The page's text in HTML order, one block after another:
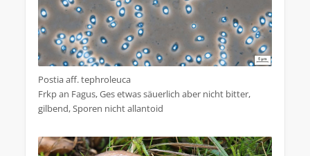
Postia aff. tephroleuca
Frkp an Fagus, Ges etwas säuerlich aber nicht bitter,
gilbend, Sporen nicht allantoid